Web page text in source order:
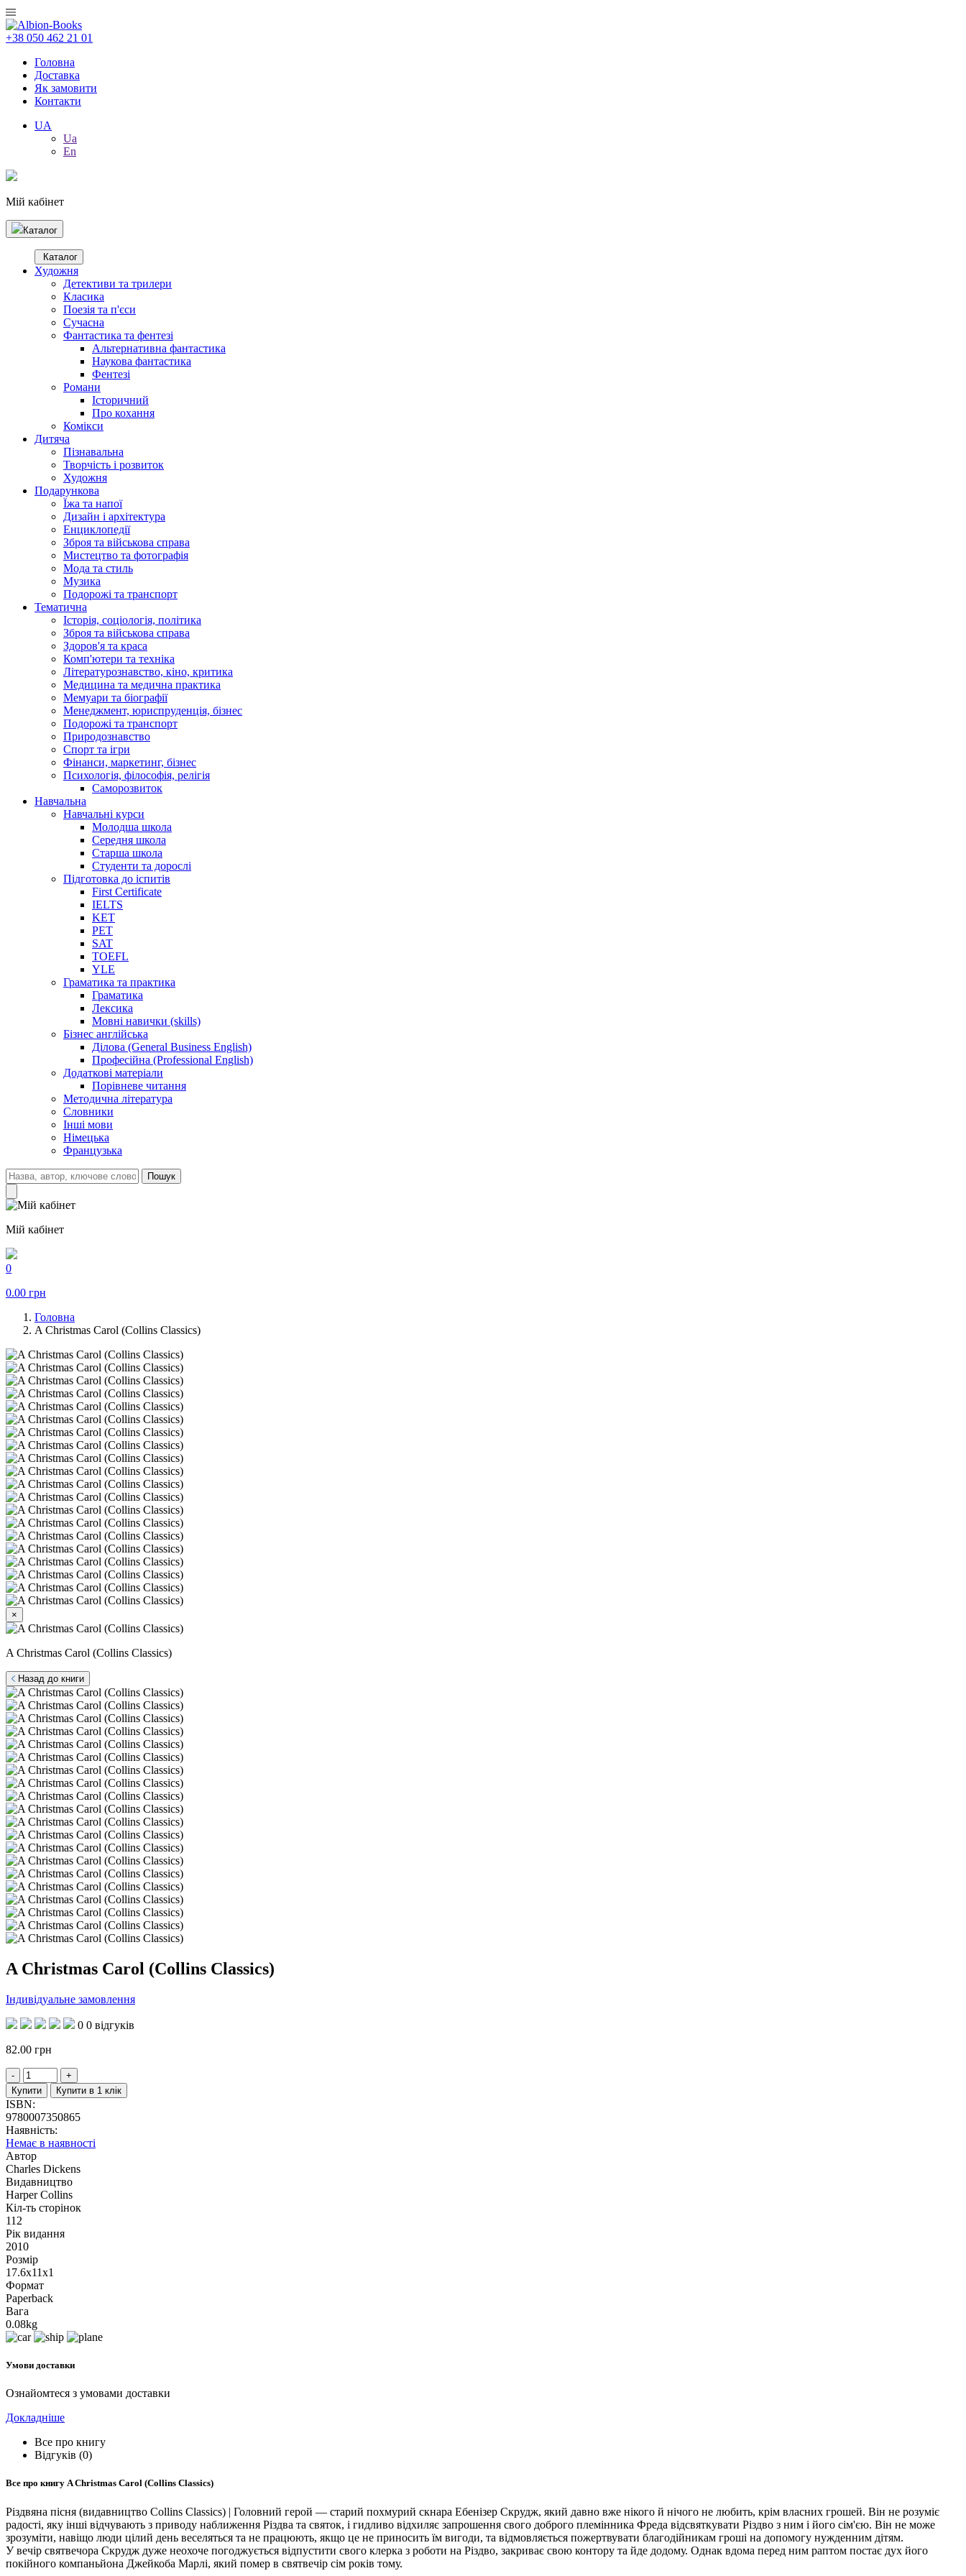
+38 050 462 21 01
Головна
Доставка
Як замовити
Контакти
UA
Ua
En
Мій кабінет
Каталог
Каталог
Художня
Детективи та трилери
Класика
Поезія та п'єси
Сучасна
Фантастика та фентезі
Альтернативна фантастика
Наукова фантастика
Фентезі
Романи
Історичний
Про кохання
Комікси
Дитяча
Пізнавальна
Творчість і розвиток
Художня
Подарункова
Їжа та напої
Дизайн і архітектура
Енциклопедії
Зброя та військова справа
Мистецтво та фотографія
Мода та стиль
Музика
Подорожі та транспорт
Тематична
Історія, соціологія, політика
Зброя та військова справа
Здоров'я та краса
Комп'ютери та техніка
Літературознавство, кіно, критика
Медицина та медична практика
Мемуари та біографії
Менеджмент, юриспруденція, бізнес
Подорожі та транспорт
Природознавство
Спорт та ігри
Фінанси, маркетинг, бізнес
Психологія, філософія, релігія
Саморозвиток
Навчальна
Навчальні курси
Молодша школа
Середня школа
Старша школа
Студенти та дорослі
Підготовка до іспитів
First Certificate
IELTS
KET
PET
SAT
TOEFL
YLE
Граматика та практика
Граматика
Лексика
Мовні навички (skills)
Бізнес англійська
Ділова (General Business English)
Професійна (Professional English)
Додаткові матеріали
Порівневе читання
Методична література
Словники
Інші мови
Німецька
Французька
Пошук
Мій кабінет
0
0.00 грн
Головна
A Christmas Carol (Collins Classics)
×
A Christmas Carol (Collins Classics)
Назад до книги
A Christmas Carol (Collins Classics)
Індивідуальне замовлення
0 0 відгуків
82.00 грн
Купити Купити в 1 клік
ISBN:
9780007350865
Наявність:
Немає в наявності
Автор
Charles Dickens
Видавництво
Harper Collins
Кіл-ть сторінок
112
Рік видання
2010
Розмір
17.6x11x1
Формат
Paperback
Вага
0.08kg
Умови доставки
Ознайомтеся з умовами доставки
Докладніше
Все про книгу
Відгуків (0)
Все про книгу A Christmas Carol (Collins Classics)
Різдвяна пісня (видавництво Collins Classics) | Головний герой — старий похмурий скнара Ебенізер Скрудж, який давно вже нікого й нічого не любить, крім власних грошей. Він не розуміє
радості, яку інші відчувають з приводу наближення Різдва та святок, і гидливо відхиляє запрошення свого доброго племінника Фреда відсвяткувати Різдво з ним і його сім'єю. Він не може
зрозуміти, навіщо люди цілий день веселяться та не працюють, якщо це не приносить їм вигоди, та відмовляється пожертвувати благодійникам гроші на допомогу нужденним дітям.
У вечір святвечора Скрудж дуже неохоче погоджується відпустити свого клерка з роботи на Різдво, закриває свою контору та йде додому. Однак вдома перед ним раптом постає дух його
покійного компаньйона Джейкоба Марлі, який помер в святвечір сім років тому.